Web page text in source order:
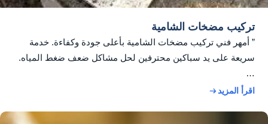
تركيب مضخات الشامية
” أمهر فني تركيب مضخات الشامية بأعلى جودة وكفاءة. خدمة
سريعة على يد سباكين محترفين لحل مشاكل ضعف ضغط المياه.
…
اقرأ المزيد